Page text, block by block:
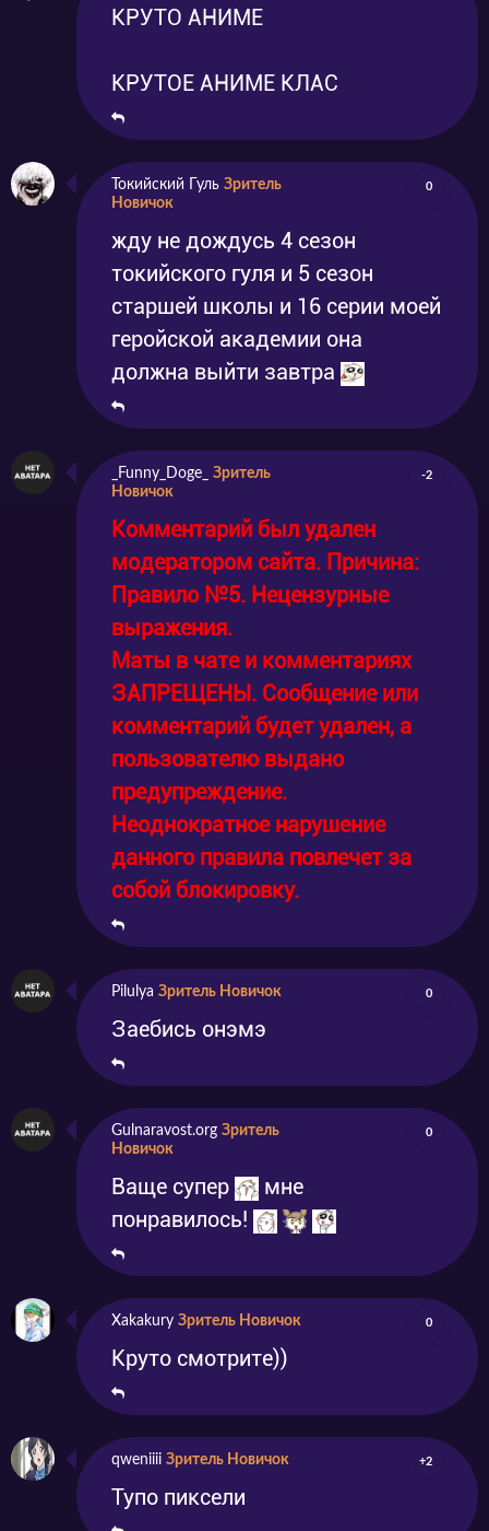
КРУТО АНИМЕ
КРУТОЕ АНИМЕ КЛАС
Токийский Гуль Зритель
Новичок
0
жду не дождусь 4 сезон
токийского гуля и 5 сезон
старшей школы и 16 серии моей
геройской академии она
должна выйти завтра
_Funny_Doge_
Зритель
Новичок
-2
Комментарий был удален
модератором сайта. Причина:
Правило №5. Нецензурные
выражения.
Маты в чате и комментариях
ЗАПРЕЩЕНЫ. Сообщение или
комментарий будет удален, а
пользователю выдано
предупреждение.
Неоднократное нарушение
данного правила повлечет за
собой блокировку.
Pilulya Зритель Новичок 0
Заебись онэмэ
Gulnaravost.org Зритель
Новичок
0
Ваще супер
мне
понравилось!
Xakakury Зритель Новичок 0
Круто смотрите))
qweniiii Зритель Новичок +2
Тупо пиксели